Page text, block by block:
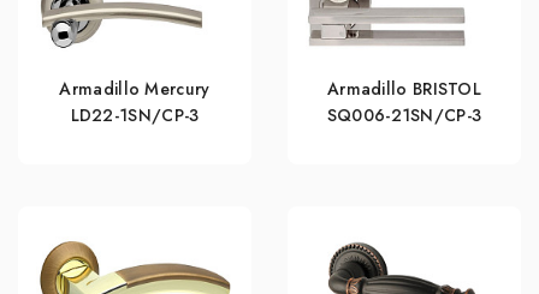
Armadillo Mercury
LD22-1SN/CP-3
Armadillo BRISTOL
SQ006-21SN/CP-3